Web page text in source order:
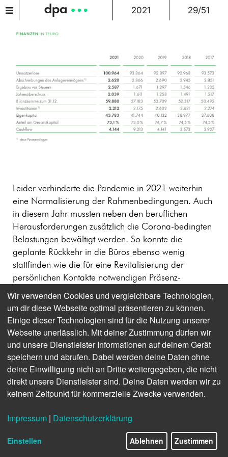
2021 29/51
Leider verhinderte die Pandemie in 2021 weiterhin
eine Normalisierung der Rahmenbedingungen. Auch
in diesem Jahr mussten neben den beruflichen
Herausforderungen zusätzlich die Corona-bedingten
Belastungen bewältigt werden. So konnte die
geplante Rückkehr in die Büros ebenso wenig
stattfinden wie die für eine Revitalisierung der
persönlichen Kontakte notwendigen Präsenz-
Festzuhalten ist, dass unsere Präventionskonzepte gut
funktioniert haben. Dazu gehörten auch die von uns
unterstützten betrieblichen Impfkampagnen.
Erwähnenswert ist zudem, dass trotz der
angespannten Rahmenbedingungen auch in diesem
Jahr Kurzarbeit vermieden werden konnte.
Im März wurde die Konzernbetriebsvereinbarung
„Neue Arbeitswelten“ abgeschlossen. Diese dient als
für die neuen Bürokonzepte, unter anderem den
Shared-Desk-Ansatz. Erste Büroflächen konnten
Wir verwenden Cookies und vergleichbare Technologien,
um dir diese Webseite optimal präsentieren zu können.
Einige dieser Technologien sind für die Nutzung unserer
Webseite unerlässlich. Mit deiner Zustimmung dürfen wir
und unsere Dienstleister Informationen auf deinem Gerät
speichern und abrufen. Dabei werden deine Daten ohne
deine Einwilligung nicht an Dritte weitergegeben, die nicht
direkt unsere Dienstleister sind. Deine Daten werden wir zu
keinem Zeitpunkt für kommerzielle Zwecke verwenden.
Impressum | Datenschutzerklärung
Einstellen Ablehnen Zustimmen